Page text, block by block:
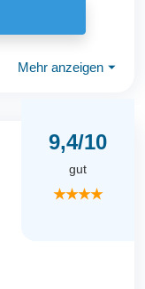
Mehr anzeigen ⏷
9,4/10
gut
★★★★